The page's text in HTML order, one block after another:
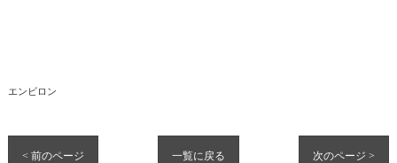
エンビロン
< 前のページ 一覧に戻る 次のページ >